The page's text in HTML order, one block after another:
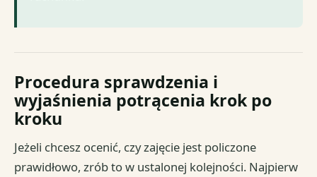
Procedura sprawdzenia i
wyjaśnienia potrącenia krok po
kroku
Jeżeli chcesz ocenić, czy zajęcie jest policzone
prawidłowo, zrób to w ustalonej kolejności. Najpierw